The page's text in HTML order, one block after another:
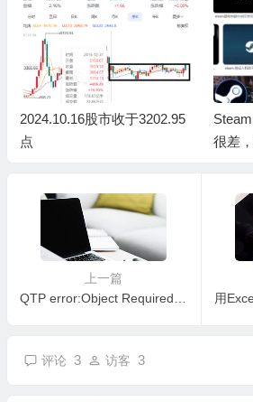
2024.10.16股市收于3202.95
点
很差
上一篇
评论 3 访客 3